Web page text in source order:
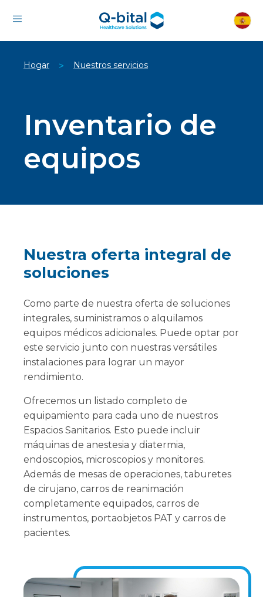
Hogar > Nuestros servicios
Inventario de
equipos
Nuestra oferta integral de
soluciones
Como parte de nuestra oferta de soluciones
integrales, suministramos o alquilamos
equipos médicos adicionales. Puede optar por
este servicio junto con nuestras versátiles
instalaciones para lograr un mayor
rendimiento.
Ofrecemos un listado completo de
equipamiento para cada uno de nuestros
Espacios Sanitarios. Esto puede incluir
máquinas de anestesia y diatermia,
endoscopios, microscopios y monitores.
Además de mesas de operaciones, taburetes
de cirujano, carros de reanimación
completamente equipados, carros de
instrumentos, portaobjetos PAT y carros de
pacientes.